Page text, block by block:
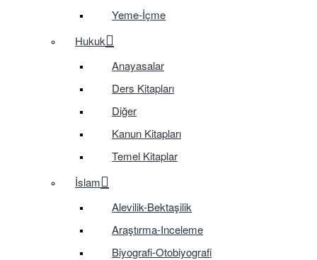
Yeme-İçme
Hukuk
Anayasalar
Ders Kitapları
Diğer
Kanun Kitapları
Temel Kitaplar
İslam
Alevilik-Bektaşilik
Araştırma-Inceleme
Biyografi-Otobiyografi